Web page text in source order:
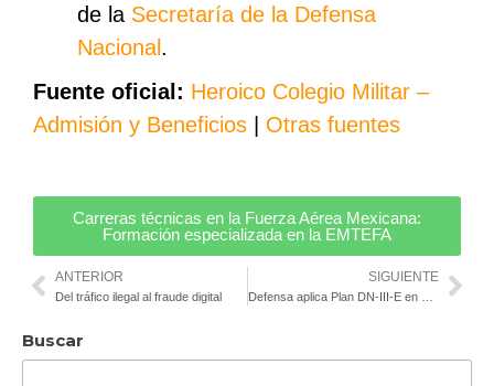
de la Secretaría de la Defensa
Nacional .
Fuente oficial: Heroico Colegio Militar –
Admisión y Beneficios
Otras fuentes
Carreras técnicas en la Fuerza Aérea Mexicana:
Formación especializada en la EMTEFA
ANTERIOR
Del tráfico ilegal al fraude digital
SIGUIENTE
Buscar